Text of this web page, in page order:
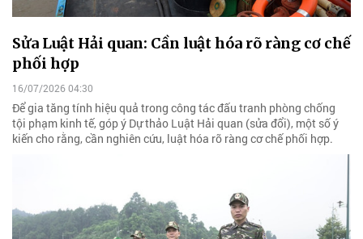
Sửa Luật Hải quan: Cần luật hóa rõ ràng cơ chế
phối hợp
16/07/2026 04:30
Để gia tăng tính hiệu quả trong công tác đấu tranh phòng chống
tội phạm kinh tế, góp ý Dự thảo Luật Hải quan (sửa đổi), một số ý
kiến cho rằng, cần nghiên cứu, luật hóa rõ ràng cơ chế phối hợp.